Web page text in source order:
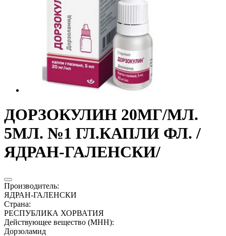
ДОРЗОКУЛИН 20МГ/МЛ.
5МЛ. №1 ГЛ.КАПЛИ ФЛ. /
ЯДРАН-ГАЛЕНСКИ/
Производитель:
ЯДРАН-ГАЛЕНСКИ
Страна:
РЕСПУБЛИКА ХОРВАТИЯ
Действующее вещество (МНН):
Дорзоламид